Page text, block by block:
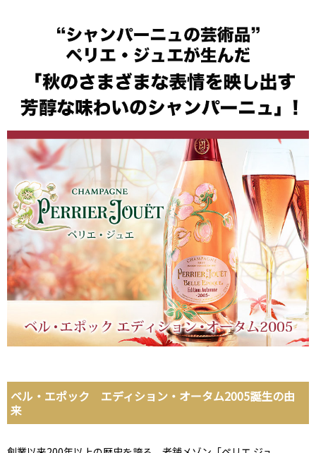
ベル・エポック エディション・オータム2005誕生の由
来